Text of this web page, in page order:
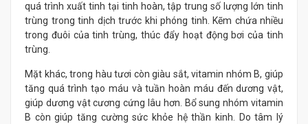
quá trình xuất tinh tại tinh hoàn, tập trung số lượng lớn tinh
trùng trong tinh dịch trước khi phóng tinh. Kẽm chứa nhiều
trong đuôi của tinh trùng, thúc đẩy hoạt động bơi của tinh
trùng.
Mặt khác, trong hàu tươi còn giàu sắt, vitamin nhóm B, giúp
tăng quá trình tạo máu và tuần hoàn máu đến dương vật,
giúp dương vật cương cứng lâu hơn. Bổ sung nhóm vitamin
B còn giúp tăng cường sức khỏe hệ thần kinh. Do tâm lý